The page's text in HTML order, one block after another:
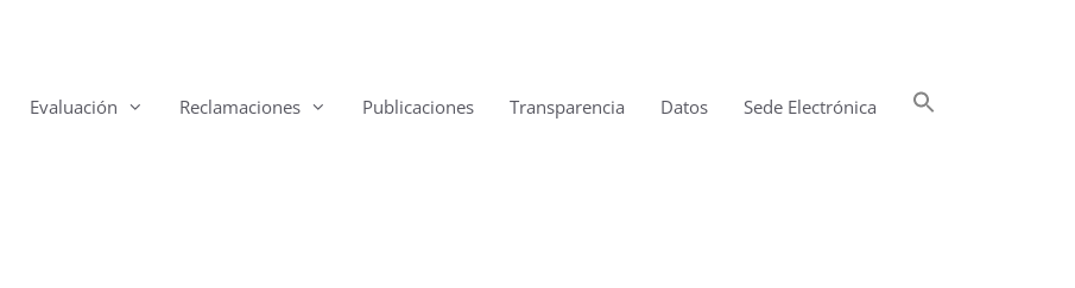
Evaluación Reclamaciones Publicaciones Transparencia Datos Sede Electrónica